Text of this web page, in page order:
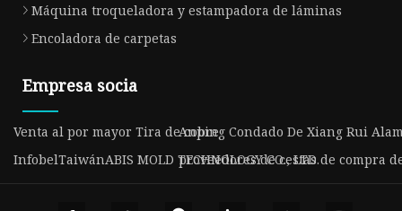
Máquina troqueladora y estampadora de láminas
Encoladora de carpetas
Empresa socia
Venta al por mayor Tira de cobreAnping Condado De Xiang Rui
InfobelTaiwánABIS MOLD TECHNOLOGY CO., LTD.
proveedores de cestas de compra